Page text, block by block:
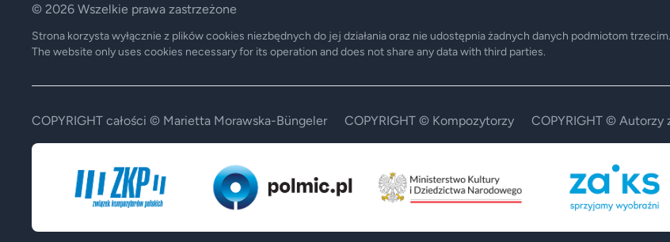
© 2026 Wszelkie prawa zastrzeżone
Strona korzysta wyłącznie z plików cookies niezbędnych do jej działania oraz nie udostępnia żadnych danych podmiotom trzecim.
The website only uses cookies necessary for its operation and does not share any data with third parties.
COPYRIGHT całości © Marietta Morawska-Büngeler COPYRIGHT © Kompozytorzy COPYRIGHT © Autorzy